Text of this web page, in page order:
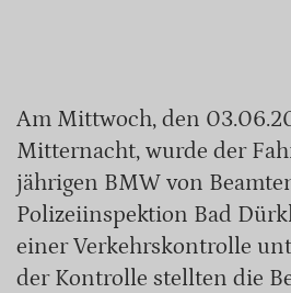
Am Mittwoch, den
Mitternacht, wurde der
jährigen BMW von
Polizeiinspektion Bad
einer Verkehrskontrolle
der Kontrolle stellten die